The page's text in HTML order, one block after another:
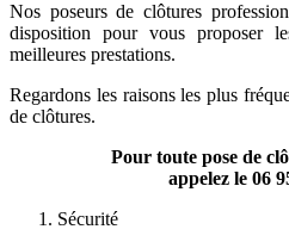
Nos poseurs de clôtures
disposition pour vous proposer
meilleures prestations.
Regardons les raisons les plus
de clôtures.
Pour toute pose de
appelez le 06
Sécurité